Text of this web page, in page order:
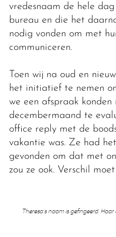
vredesnaam de hele
bureau en die het
nodig vonden om met
communiceren.
Toen wij na oud en
het initiatief te nemen
we een afspraak konden
decembermaand te
office reply met de
vakantie was. Ze had
gevonden om dat met
zou ze ook. Verschil
Theresa’s naam is gefingeerd.